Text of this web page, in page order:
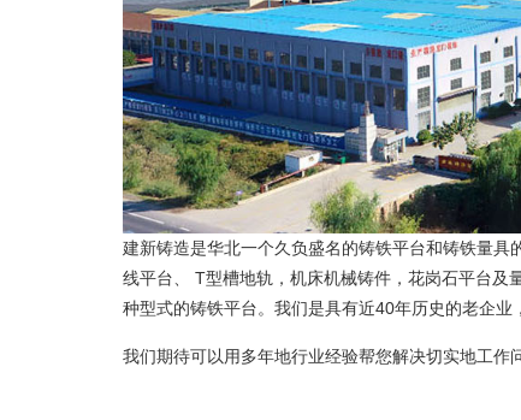
建新铸造是华北一个久负盛名的铸铁平台和铸铁量
线平台、 T型槽地轨，机床机械铸件，花岗石平台及
种型式的铸铁平台。我们是具有近40年历史的老企业
我们期待可以用多年地行业经验帮您解决切实地工作